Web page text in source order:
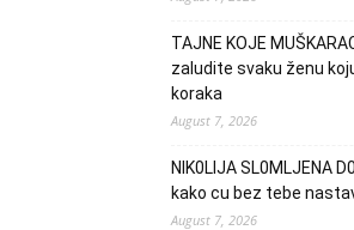
TAJNE KOJE
zaludite svaku ženu
koraka
August 7, 2026
NlK0LlJA SL0MLJENA
kako cu bez tebe
August 7, 2026